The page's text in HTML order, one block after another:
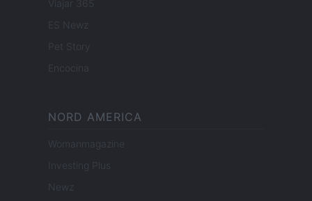
Viajar 365
ES Newz
Pet Story
Encocina
NORD AMERICA
Womanmagazine
Investing Plus
Newz